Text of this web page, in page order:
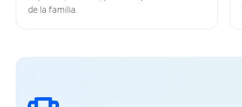
de la familia.